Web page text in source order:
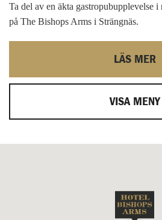
Ta del av en äkta gastropubupplevelse
på The Bishops Arms i Strängnäs.
LÄS MER
VISA MENY